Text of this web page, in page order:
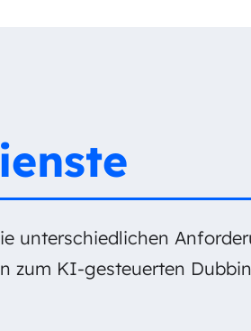
unterschiedlichen
zum KI-gesteuerten